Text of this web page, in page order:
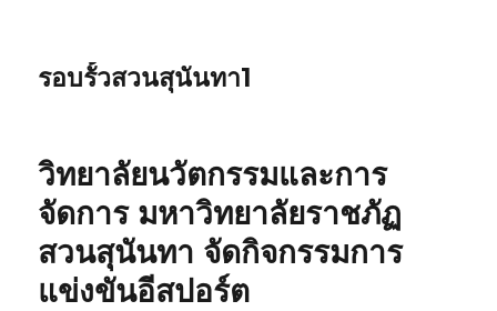
รอบรั้วสวนสุนันทา1
วิทยาลัยนวัตกรรมและการ
จัดการ มหาวิทยาลัยราชภัฏ
สวนสุนันทา จัดกิจกรรมการ
แข่งขันอีสปอร์ต